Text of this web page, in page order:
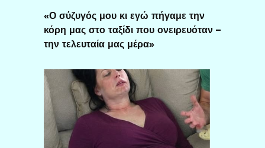
«Ο σύζυγός μου κι εγώ πήγαμε την
κόρη μας στο ταξίδι που ονειρευόταν –
την τελευταία μας μέρα»